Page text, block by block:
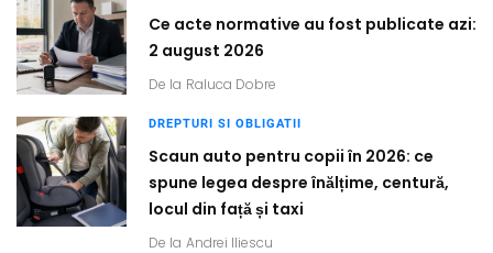
Ce acte normative au fost publicate azi:
2 august 2026
De la Raluca Dobre
DREPTURI SI OBLIGATII
Scaun auto pentru copii în 2026: ce
spune legea despre înălțime, centură,
locul din față și taxi
De la Andrei Iliescu